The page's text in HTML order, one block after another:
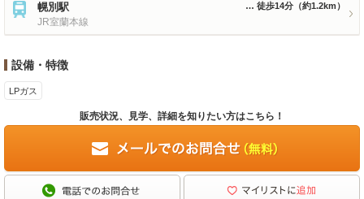
幌別駅
JR室蘭本線
徒歩14分 （約1.2km）
設備・特徴
LPガス
販売状況、見学、詳細を知りたい方はこちら！